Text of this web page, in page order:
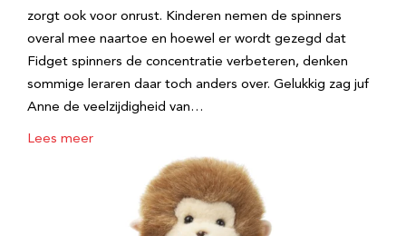
zorgt ook voor onrust. Kinderen nemen de spinners
overal mee naartoe en hoewel er wordt gezegd dat
Fidget spinners de concentratie verbeteren, denken
sommige leraren daar toch anders over. Gelukkig zag juf
Anne de veelzijdigheid van…
Lees meer